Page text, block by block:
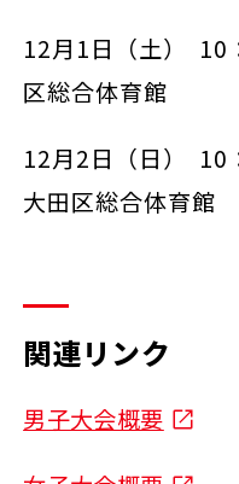
12月1日（土）
区総合体育館
12月2日（日） 10
大田区総合体育館
関連リンク
男子大会概要